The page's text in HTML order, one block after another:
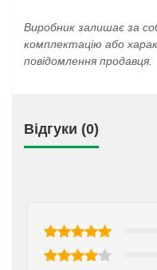
Виробник залишає за
комплектацію або
повідомлення продавця.
Відгуки (0)